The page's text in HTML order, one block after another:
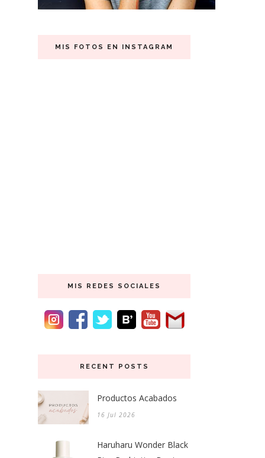
MIS FOTOS EN INSTAGRAM
MIS REDES SOCIALES
RECENT POSTS
Productos Acabados
16 Jul 2026
Haruharu Wonder Black